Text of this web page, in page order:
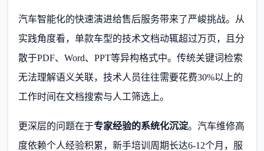
汽车智能化的快速演进给售后服务带来了严峻挑战。从
实践角度看，单款车型的技术文档动辄超过万页，且分
散于PDF、Word、PPT等异构格式中。传统关键词检索
无法理解语义关联，技术人员往往需要花费30%以上的
工作时间在文档搜索与人工筛选上。
更深层的问题在于专家经验的系统化沉淀。汽车维修高
度依赖个人经验积累，新手培训周期长达6-12个月，服